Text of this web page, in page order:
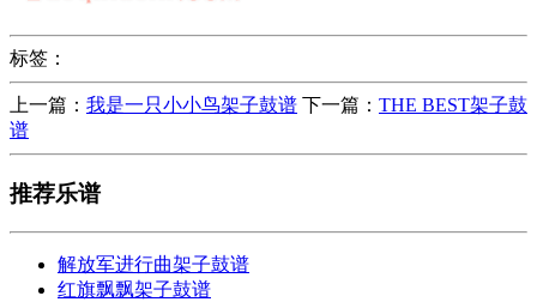
标签：
上一篇： 我是一只小小鸟架子鼓谱 下一篇： THE BEST架子鼓
谱
推荐乐谱
解放军进行曲架子鼓谱
红旗飘飘架子鼓谱